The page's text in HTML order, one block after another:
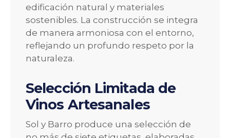
edificación natural y materiales
sostenibles. La construcción se integra
de manera armoniosa con el entorno,
reflejando un profundo respeto por la
naturaleza.
Selección Limitada de
Vinos Artesanales
Sol y Barro produce una selección de